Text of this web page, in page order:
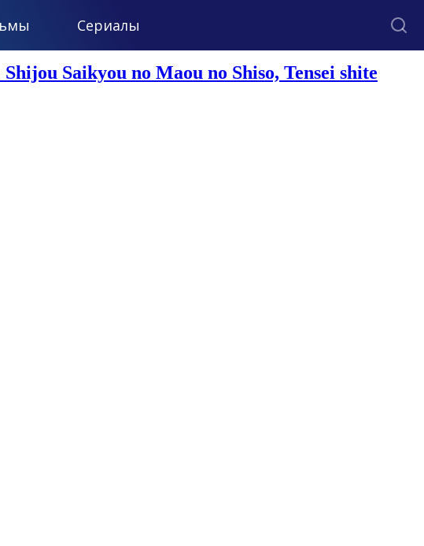
Сериалы
Saikyou no Maou no Shiso, Tensei shite